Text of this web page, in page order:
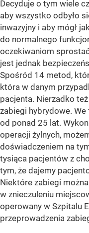
Decyduje o tym wiele
aby wszystko odbyło
inwazyjny i aby mógł
do normalnego
oczekiwaniom
jest jednak
Spośród 14 metod,
która w danym
pacjenta. Nierzadko
zabiegi hybrydowe.
od ponad 25 lat.
operacji żylnych,
doświadczeniem na
tysiąca pacjentów z
tym, że dajemy
Niektóre zabiegi
w znieczuleniu
operowany w Szpitalu
przeprowadzenia